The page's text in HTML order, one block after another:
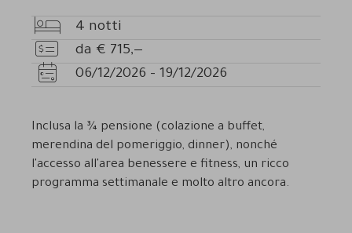
Pernottamenti
4 notti
Prezzo
da € 715,—
Disponibilità
06/12/2026 - 19/12/2026
Inclusa la ¾ pensione (colazione a buffet,
merendina del pomeriggio, dinner), nonché
l'accesso all'area benessere e fitness, un ricco
programma settimanale e molto altro ancora.